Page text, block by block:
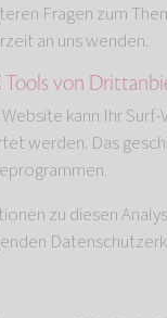
Fragen zum
an uns wenden.
Tools von
kann Ihr
werden. Das
zu diesen